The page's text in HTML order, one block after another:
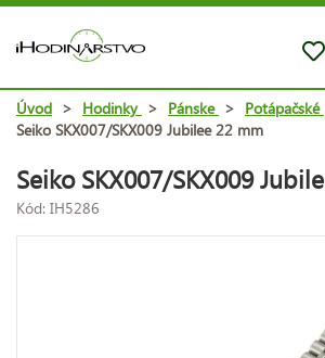
Úvod > Hodinky > Pánske > Potápačské
Seiko SKX007/SKX009 Jubilee 22 mm
Seiko SKX007/SKX009
Kód: IH5286